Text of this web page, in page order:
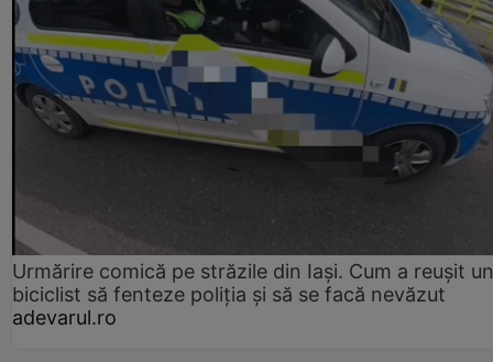
Urmărire comică pe străzile din Iași. Cum a reușit un
biciclist să fenteze poliția și să se facă nevăzut
adevarul.ro